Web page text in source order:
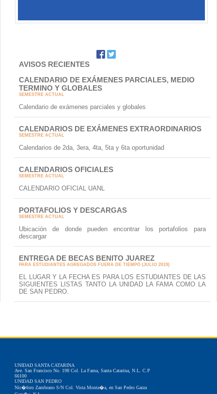
AVISOS RECIENTES
CALENDARIO DE EXÁMENES PARCIALES, MEDIO
TERMINO Y GLOBALES
SEMESTRE ACTUAL
Calendario de exámenes parciales y globales
CALENDARIOS DE EXÁMENES EXTRAORDINARIOS
SEMESTRE ACTUAL
Calendarios de 2da, 3era, 4ta, 5ta y 6ta oportunidad
CALENDARIOS OFICIALES
SEMESTRE ACTUAL
CALENDARIO OFICIAL UANL
PORTAFOLIOS Y DESCARGAS
SEMESTRE ACTUAL
Ubicación de donde pueden encontrar los portafolios para
descargar
ENTREGA DE BECAS BENITO JUAREZ
PARA ESTUDIANTES AGREGADOS FUERA DE TIEMPO (JULIO 2019)
EL LUGAR Y LA FECHA ES PARA LOS ESTUDIANTES DE LAS
SIGUIENTES LISTAS TANTO LA UNIDAD LA FAMA COMO LA
DE SAN PEDRO.
UNIDAD SANTA CATARINA
Ave. San Francisco No. 198 Col. La Fama, Santa Catarina, N.L. C.P
66100
UNIDAD SAN PEDRO
Nic�foro Zambrano S/N Col. Vista Monta�a, en San Pedro Garza